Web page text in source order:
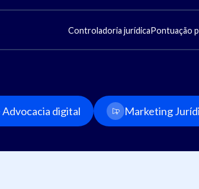
Controladoria jurídicaPontuação
digital Marketing